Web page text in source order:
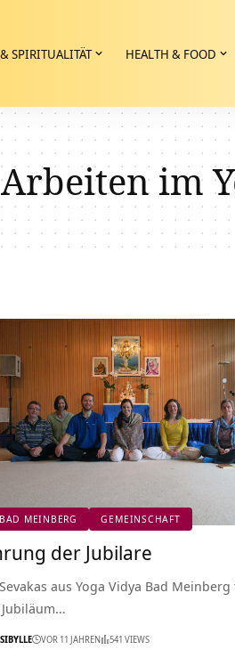
SPIRITUALITÄT HEALTH & FOOD
im
BAD MEINBERG GEMEINSCHAFT
der Jubilare
aus Yoga Vidya Bad
SIBYLLE VOR 11 JAHREN 541 VIEWS